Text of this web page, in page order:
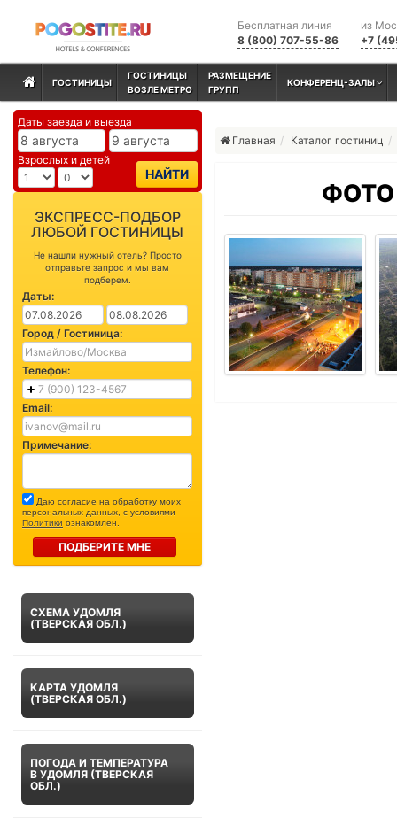
из
+7
Бесплатная линия
8 (800) 707-55-86
ГОСТИНИЦЫ
ГОСТИНИЦЫ
ВОЗЛЕ МЕТРО
РАЗМЕЩЕНИЕ
ГРУПП
КОНФЕРЕНЦ-ЗАЛЫ
Даты заезда и выезда
Взрослых и детей
НАЙТИ
ЭКСПРЕСС-ПОДБОР
ЛЮБОЙ ГОСТИНИЦЫ
Не нашли нужный отель? Просто
отправьте запрос и мы вам
подберем.
Даты:
Город / Гостиница:
Телефон:
Email:
Примечание:
Даю согласие на обработку моих
персональных данных, с условиями
Политики ознакомлен.
ПОДБЕРИТЕ МНЕ
СХЕМА УДОМЛЯ
(ТВЕРСКАЯ ОБЛ.)
КАРТА УДОМЛЯ
(ТВЕРСКАЯ ОБЛ.)
ПОГОДА И ТЕМПЕРАТУРА
В УДОМЛЯ (ТВЕРСКАЯ
ОБЛ.)
Главная Каталог гостиниц